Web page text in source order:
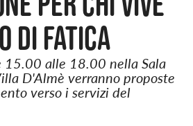
di fatica
15.00 alle 18.00 nella Sala
D'Almè verranno proposte
verso i servizi del